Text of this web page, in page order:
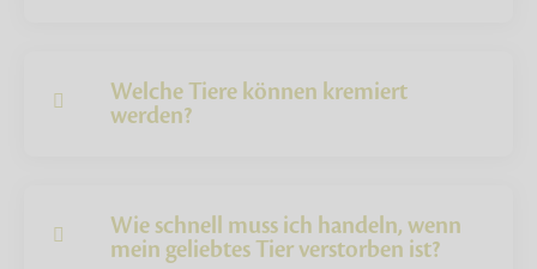
Welche Tiere können kremiert
werden?
Wie schnell muss ich handeln, wenn
mein geliebtes Tier verstorben ist?